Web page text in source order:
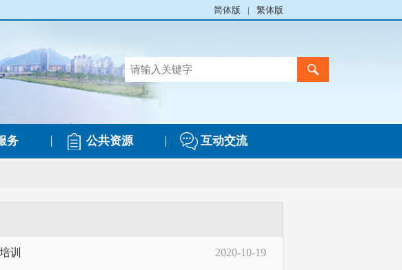
简体版 | 繁体版
务 公共资源 互动交流
训 2020-10-19